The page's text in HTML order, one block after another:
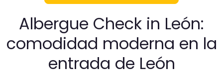
Albergue Check in León:
comodidad moderna en la
entrada de León